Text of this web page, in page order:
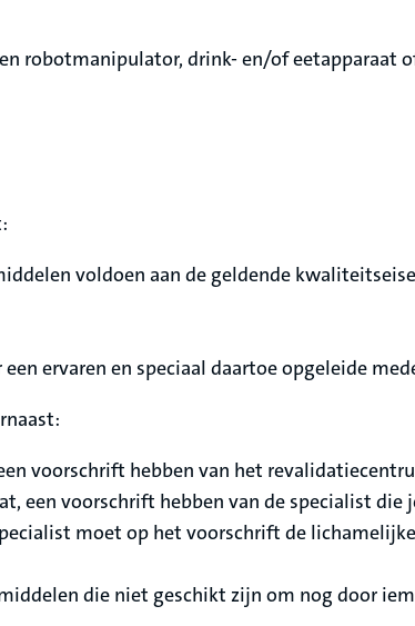
robotmanipulator, drink- en/of eetapparaat
voldoen aan de geldende
ervaren en speciaal daartoe opgeleide
voorschrift hebben van het
een voorschrift hebben van de specialist
moet op het voorschrift de
die niet geschikt zijn om nog door